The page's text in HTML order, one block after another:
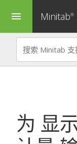
menu Minitab®
为 显